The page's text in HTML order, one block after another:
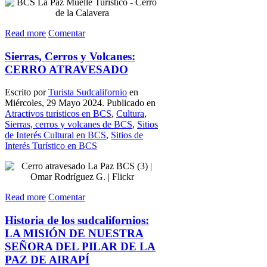
Read more Comentar
Sierras, Cerros y Volcanes:
CERRO ATRAVESADO
Escrito porTurista Sudcalifornio en
Miércoles, 29 Mayo 2024. Publicado en
Atractivos turisticos en BCS, Cultura,
Sierras, cerros y volcanes de BCS, Sitios
de Interés Cultural en BCS, Sitios de
Interés Turístico en BCS
Read more Comentar
Historia de los sudcalifornios:
LA MISIÓN DE NUESTRA
SEÑORA DEL PILAR DE LA
PAZ DE AIRAPÍ